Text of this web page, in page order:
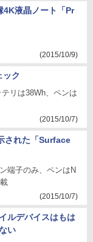
液晶ノート「Pr
(2015/10/9)
ク
リは38Wh、ペンは
(2015/10/7)
された「Surface
端子のみ、ペンはN
(2015/10/7)
ルデバイスはもは
い